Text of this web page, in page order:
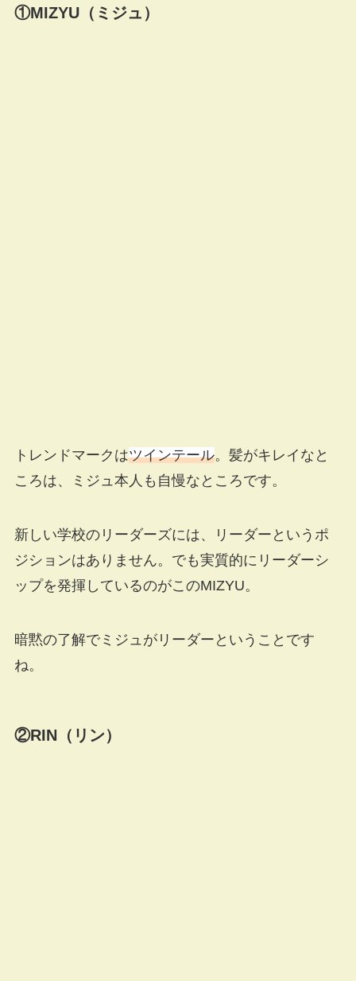
①MIZYU（ミジュ）
トレンドマークはツインテール。髪がキレイなと
ころは、ミジュ本人も自慢なところです。
新しい学校のリーダーズには、リーダーというポ
ジションはありません。でも実質的にリーダーシ
ップを発揮しているのがこのMIZYU。
暗黙の了解でミジュがリーダーということです
ね。
②RIN（リン）